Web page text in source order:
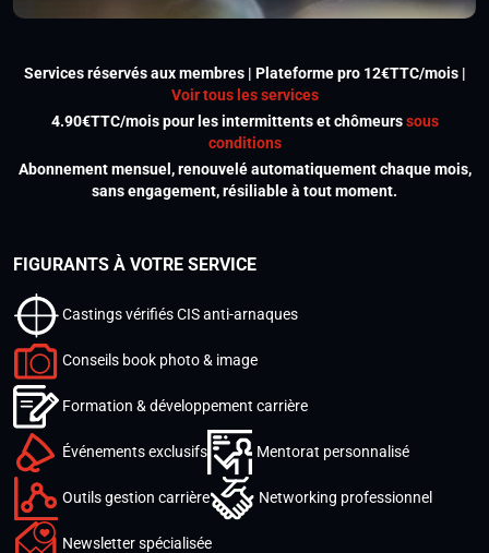
Services réservés aux membres | Plateforme pro 12€TTC/mois |
Voir tous les services
4.90€TTC/mois pour les intermittents et chômeurssous
conditions
Abonnement mensuel, renouvelé automatiquement chaque mois,
sans engagement, résiliable à tout moment.
FIGURANTS À VOTRE SERVICE
Castings vérifiés CIS anti-arnaques
Conseils book photo & image
Formation & développement carrière
Événements exclusifs Mentorat personnalisé
Outils gestion carrière Networking professionnel
Newsletter spécialisée